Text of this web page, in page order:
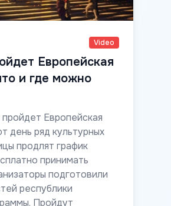
Video
Европейская
и где можно
Европейская
день ряд культурных
продлят график
принимать
подготовили
республики
Пройдут